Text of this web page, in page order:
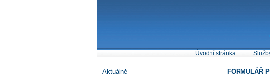
Úvodní stránka
Aktuálně FORMULÁŘ